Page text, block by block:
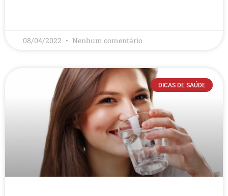
08/04/2022 Nenhum comentário
DICAS DE SAÚDE